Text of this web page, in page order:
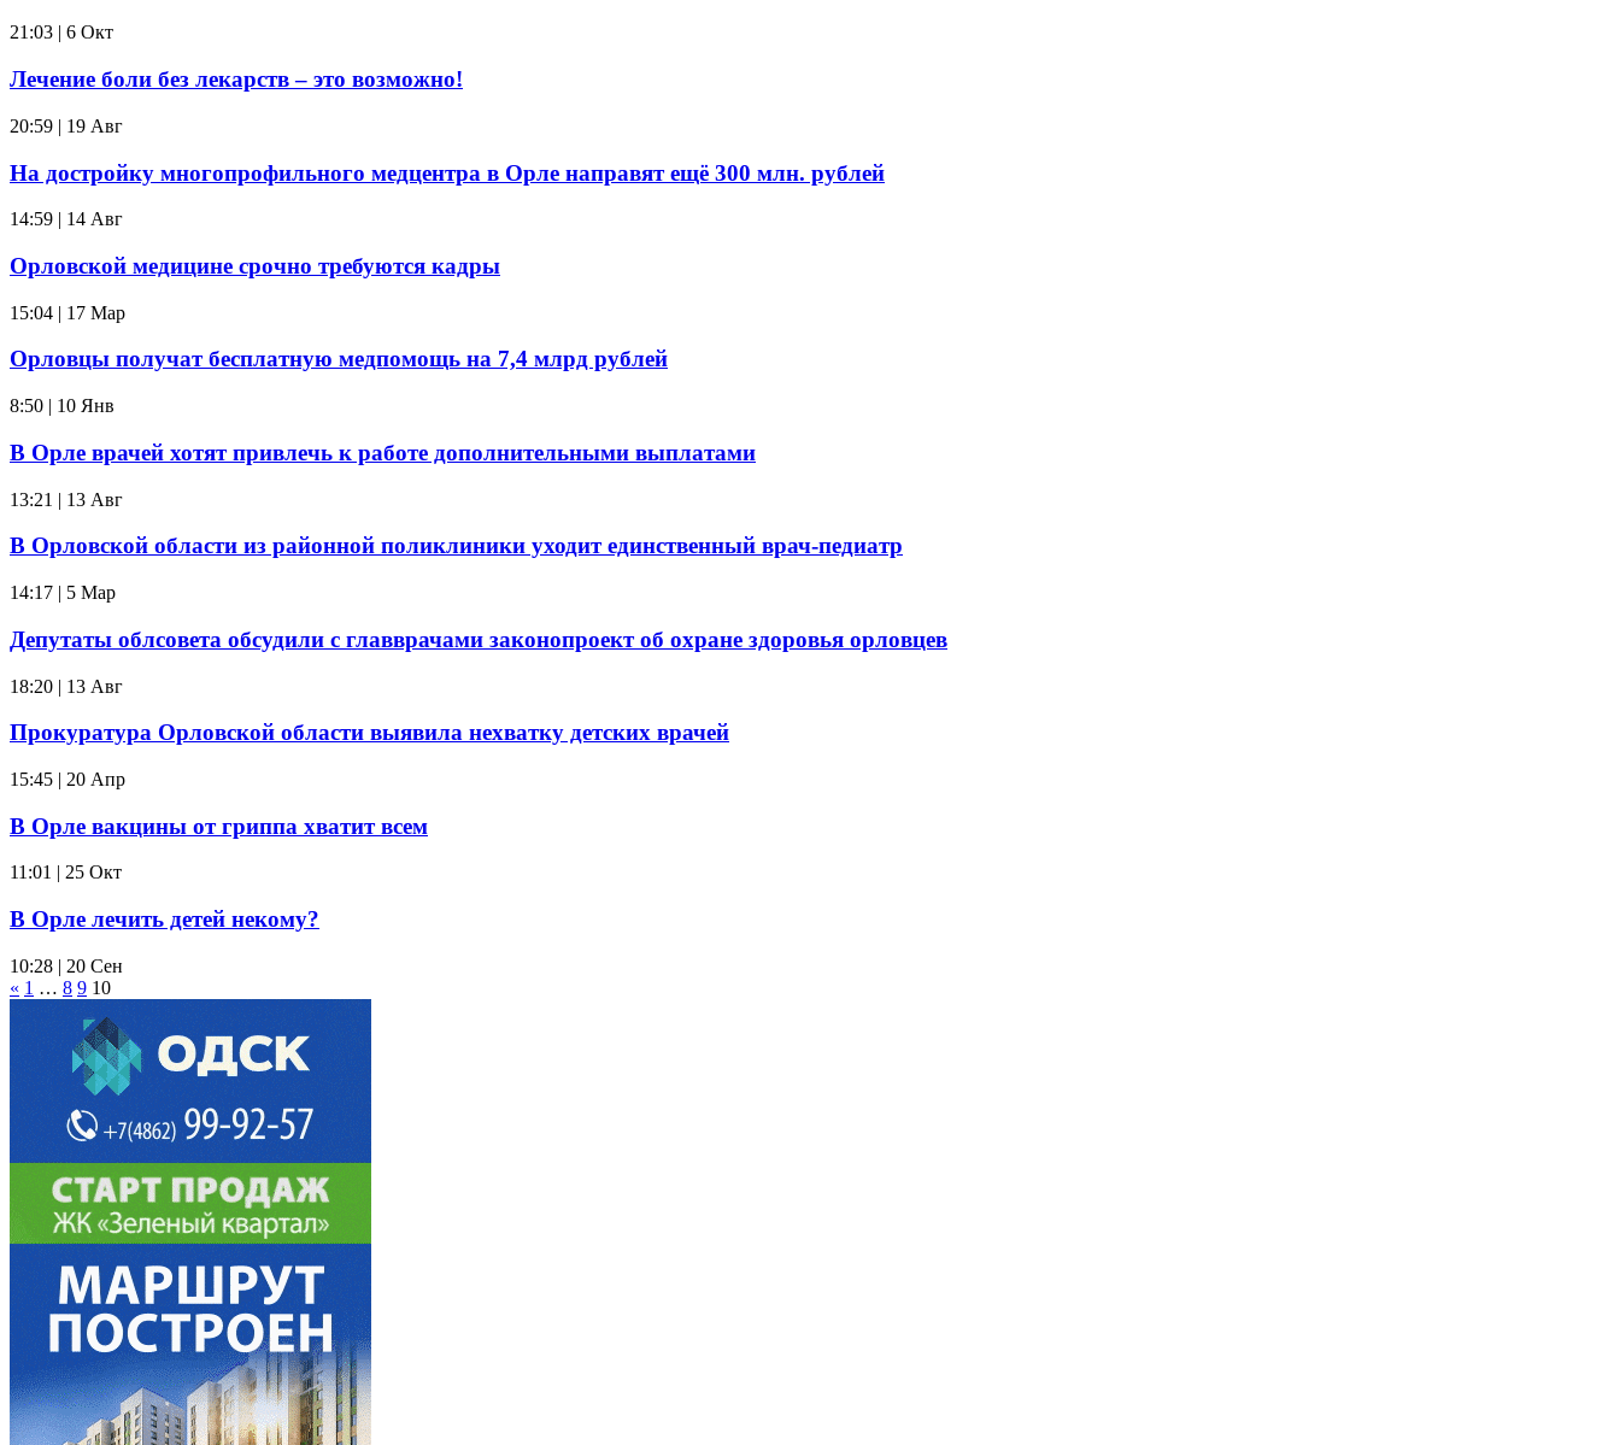
21:03 | 6 Окт
Лечение боли без лекарств – это возможно!
20:59 | 19 Авг
На достройку многопрофильного медцентра в Орле направят ещё 300 млн. рублей
14:59 | 14 Авг
Орловской медицине срочно требуются кадры
15:04 | 17 Мар
Орловцы получат бесплатную медпомощь на 7,4 млрд рублей
8:50 | 10 Янв
В Орле врачей хотят привлечь к работе дополнительными выплатами
13:21 | 13 Авг
В Орловской области из районной поликлиники уходит единственный врач-педиатр
14:17 | 5 Мар
Депутаты облсовета обсудили с главврачами законопроект об охране здоровья орловцев
18:20 | 13 Авг
Прокуратура Орловской области выявила нехватку детских врачей
15:45 | 20 Апр
В Орле вакцины от гриппа хватит всем
11:01 | 25 Окт
В Орле лечить детей некому?
10:28 | 20 Сен
« 1 … 8 9 10